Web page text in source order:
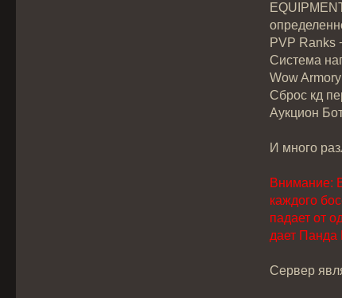
PVP Ranks
Система
Wow Armory
Сброс кд
Аукцион
И много
Внимание:
каждого
падает от
дает
Сервер